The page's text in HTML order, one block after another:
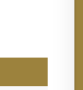
mail :
avez
auprès